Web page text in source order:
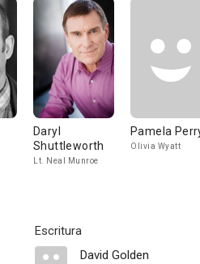
Daryl
Shuttleworth
Lt. Neal Munroe
Pamela
Olivia Wyatt
Escritura
David Golden